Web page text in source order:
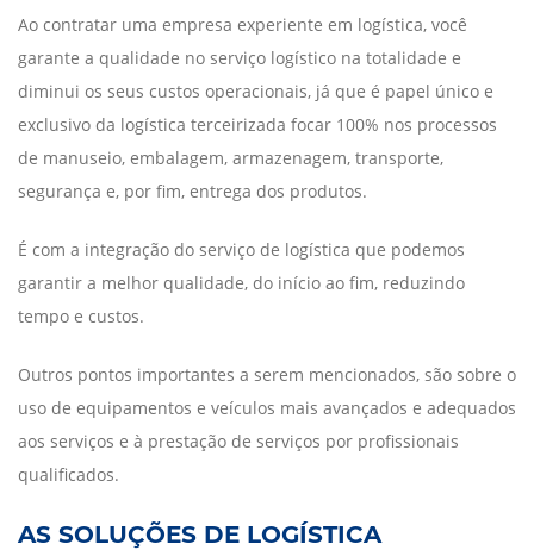
Ao contratar uma empresa experiente em logística, você
garante a qualidade no serviço logístico na totalidade e
diminui os seus custos operacionais, já que é papel único e
exclusivo da logística terceirizada focar 100% nos processos
de manuseio, embalagem, armazenagem, transporte,
segurança e, por fim, entrega dos produtos.
É com a integração do serviço de logística que podemos
garantir a melhor qualidade, do início ao fim, reduzindo
tempo e custos.
Outros pontos importantes a serem mencionados, são sobre o
uso de equipamentos e veículos mais avançados e adequados
aos serviços e à prestação de serviços por profissionais
qualificados.
AS SOLUÇÕES DE LOGÍSTICA